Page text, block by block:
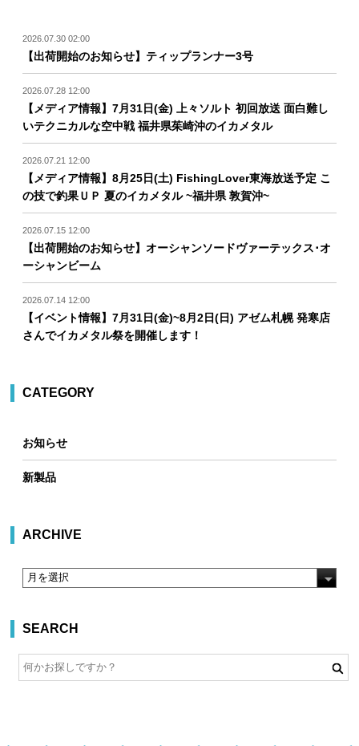
2026.07.30 02:00
【出荷開始のお知らせ】ティップランナー3号
2026.07.28 12:00
【メディア情報】7月31日(金) 上々ソルト 初回放送 面白難し
いテクニカルな空中戦 福井県茱崎沖のイカメタル
2026.07.21 12:00
【メディア情報】8月25日(土) FishingLover東海放送予定 こ
の技で釣果ＵＰ 夏のイカメタル ~福井県 敦賀沖~
2026.07.15 12:00
【出荷開始のお知らせ】オーシャンソードヴァーテックス･オ
ーシャンビーム
2026.07.14 12:00
【イベント情報】7月31日(金)~8月2日(日) アゼム札幌 発寒店
さんでイカメタル祭を開催します！
CATEGORY
お知らせ
新製品
ARCHIVE
SEARCH